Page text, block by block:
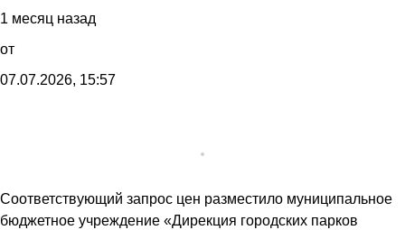
1 месяц назад
от
07.07.2026, 15:57
Соответствующий запрос цен разместило муниципальное
бюджетное учреждение «Дирекция городских парков